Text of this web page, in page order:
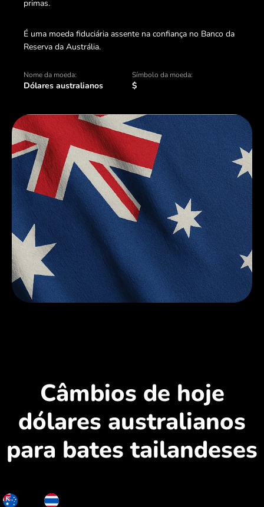
primas.
É uma moeda fiduciária assente na confiança no Banco da
Reserva da Austrália.
Nome da moeda:
Dólares australianos
Símbolo da moeda:
$
Câmbios de hoje
dólares australianos
para bates tailandeses
AUD